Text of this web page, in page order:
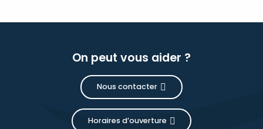
On peut vous aider ?
Nous contacter
Horaires d’ouverture